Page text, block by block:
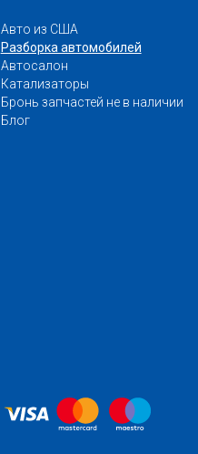
Авто из США
Разборка автомобилей
Автосалон
Катализаторы
Бронь запчастей не в наличии
Блог